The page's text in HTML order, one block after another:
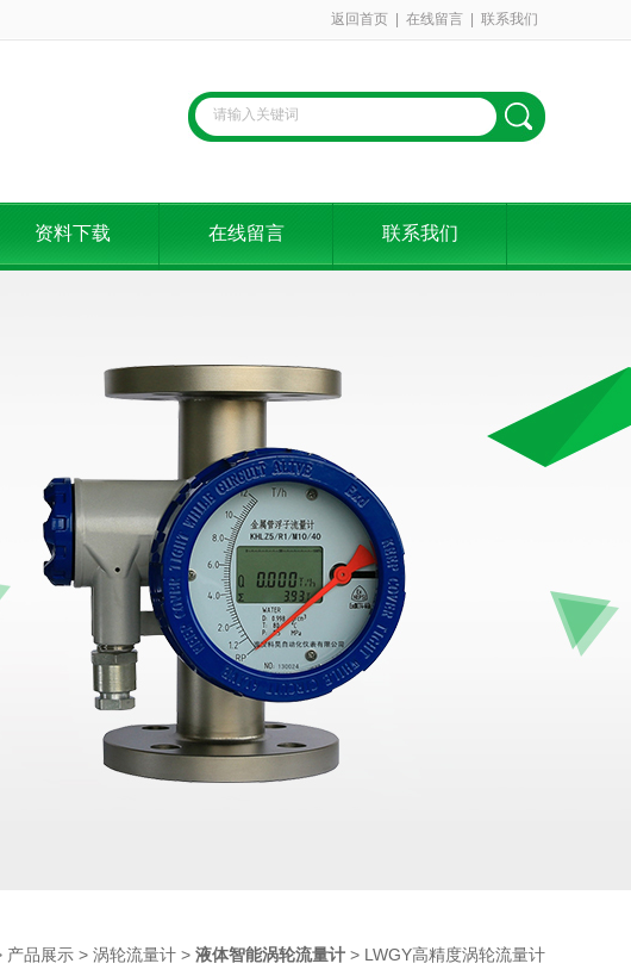
返回首页 在线留言 联系我们
资料下载 在线留言 联系我们
产品展示 > 涡轮流量计 > 液体智能涡轮流量计 > LWGY高精度涡轮流量计